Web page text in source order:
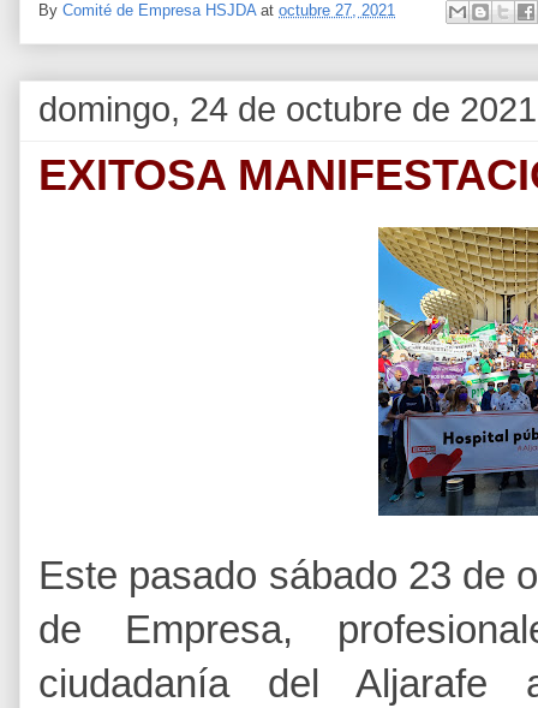
By Comité de Empresa HSJDA at octubre 27, 2021
domingo, 24 de octubre de 2021
EXITOSA
Este pasado sábado 23 de
de Empresa,
ciudadanía del Aljarafe